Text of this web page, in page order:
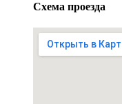
Схема проезда